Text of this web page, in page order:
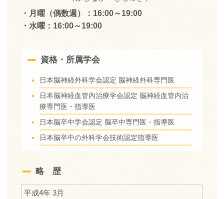
・月曜（偶数週）：16:00～19:00
・水曜：16:00～19:00
資格・所属学会
日本脳神経外科学会認定 脳神経外科専門医
日本脳神経血管内治療学会認定 脳神経血管内治
療専門医・指導医
日本脳卒中学会認定 脳卒中専門医・指導医
日本脳卒中の外科学会技術認定指導医
略 歴
平成4年 3月